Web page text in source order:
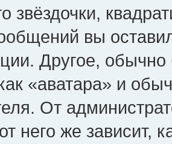
звёздочки,
вы
Другое,
«аватара» и
От
него же зависит,